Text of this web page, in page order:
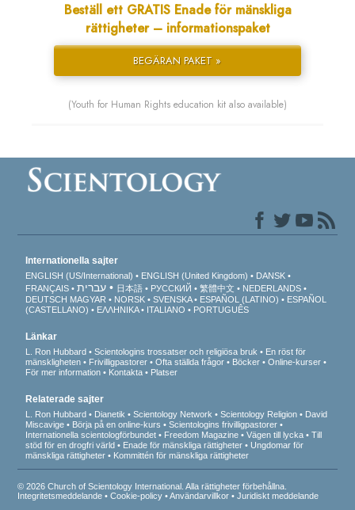
Beställ ett GRATIS Enade för mänskliga
rättigheter – informationspaket
BEGÄRAN PAKET »
(Youth for Human Rights education kit also available)
Internationella sajter
ENGLISH (US/International) ENGLISH (United Kingdom)
DANSK
FRANÇAIS
עברית 日本語 РУССКИЙ 繁體中文
NEDERLANDS
DEUTSCH MAGYAR NORSK SVENSKA ESPAÑOL (LATINO)
ESPAÑOL
(CASTELLANO)
ΕΛΛΗΝΙΚA ITALIANO PORTUGUÊS
Länkar
L. Ron Hubbard Scientologins trossatser och religiösa bruk
En röst för
mänskligheten
Frivilligpastorer Ofta ställda frågor Böcker
Online-kurser
För mer information
Kontakta Platser
Relaterade sajter
L. Ron Hubbard Dianetik Scientology Network Scientology Religion
David
Miscavige
Börja på en online-kurs
Scientologins frivilligpastorer
Internationella scientologförbundet
Freedom Magazine Vägen till lycka
Till
stöd för en drogfri värld
Enade för mänskliga rättigheter
Ungdomar för
mänskliga rättigheter
Kommittén för mänskliga rättigheter
© 2026 Church of Scientology International. Alla rättigheter förbehållna.
Integritetsmeddelande •Cookie-policy •Användarvillkor •Juridiskt meddelande